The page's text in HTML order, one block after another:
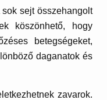
sejt összehangolt
köszönhető, hogy
betegségeket,
daganatok és
zavarok.